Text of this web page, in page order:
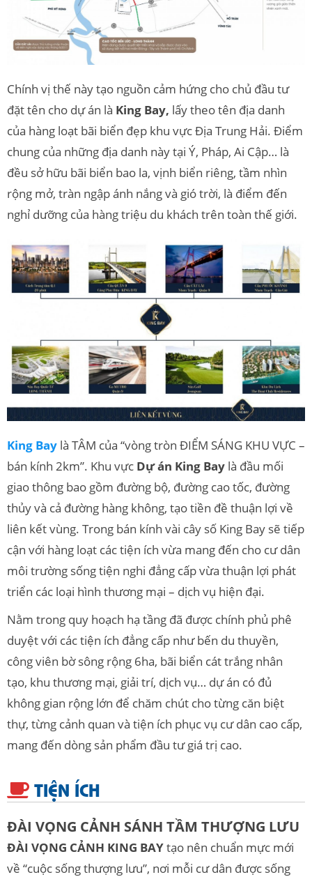
Chính vị thế này tạo nguồn cảm hứng cho chủ đầu tư
đặt tên cho dự án là King Bay, lấy theo tên địa danh
của hàng loạt bãi biển đẹp khu vực Địa Trung Hải. Điểm
chung của những địa danh này tại Ý, Pháp, Ai Cập… là
đều sở hữu bãi biển bao la, vịnh biển riêng, tầm nhìn
rộng mở, tràn ngập ánh nắng và gió trời, là điểm đến
nghỉ dưỡng của hàng triệu du khách trên toàn thế giới.
King Bay là TÂM của “vòng tròn ĐIỂM SÁNG KHU VỰC –
bán kính 2km”. Khu vực Dự án King Bay là đầu mối
giao thông bao gồm đường bộ, đường cao tốc, đường
thủy và cả đường hàng không, tạo tiền đề thuận lợi về
liên kết vùng. Trong bán kính vài cây số King Bay sẽ tiếp
cận với hàng loạt các tiện ích vừa mang đến cho cư dân
môi trường sống tiện nghi đẳng cấp vừa thuận lợi phát
triển các loại hình thương mại – dịch vụ hiện đại.
Nằm trong quy hoạch hạ tầng đã được chính phủ phê
duyệt với các tiện ích đẳng cấp như bến du thuyền,
công viên bờ sông rộng 6ha, bãi biển cát trắng nhân
tạo, khu thương mại, giải trí, dịch vụ… dự án có đủ
không gian rộng lớn để chăm chút cho từng căn biệt
thự, từng cảnh quan và tiện ích phục vụ cư dân cao cấp,
mang đến dòng sản phẩm đầu tư giá trị cao.
TIỆN ÍCH
ĐÀI VỌNG CẢNH SÁNH TẦM THƯỢNG LƯU
ĐÀI VỌNG CẢNH KING BAYtạo nên chuẩn mực mới
về “cuộc sống thượng lưu”, nơi mỗi cư dân được sống